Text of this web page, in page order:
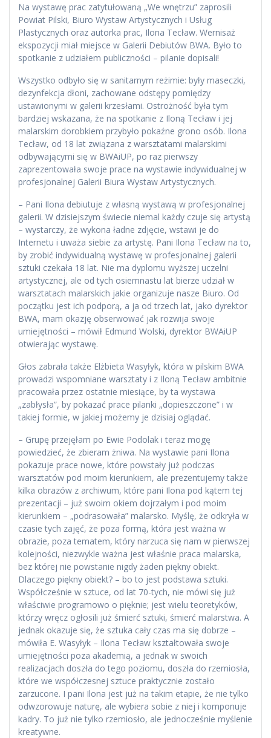
Na wystawę prac zatytułowaną „We wnętrzu” zaprosili
Powiat Pilski, Biuro Wystaw Artystycznych i Usług
Plastycznych oraz autorka prac, Ilona Tecław. Wernisaż
ekspozycji miał miejsce w Galerii Debiutów BWA. Było to
spotkanie z udziałem publiczności – pilanie dopisali!
Wszystko odbyło się w sanitarnym reżimie: były maseczki,
dezynfekcja dłoni, zachowane odstępy pomiędzy
ustawionymi w galerii krzesłami. Ostrożność była tym
bardziej wskazana, że na spotkanie z Iloną Tecław i jej
malarskim dorobkiem przybyło pokaźne grono osób. Ilona
Tecław, od 18 lat związana z warsztatami malarskimi
odbywającymi się w BWAiUP, po raz pierwszy
zaprezentowała swoje prace na wystawie indywidualnej w
profesjonalnej Galerii Biura Wystaw Artystycznych.
– Pani Ilona debiutuje z własną wystawą w profesjonalnej
galerii. W dzisiejszym świecie niemal każdy czuje się artystą
– wystarczy, że wykona ładne zdjęcie, wstawi je do
Internetu i uważa siebie za artystę. Pani Ilona Tecław na to,
by zrobić indywidualną wystawę w profesjonalnej galerii
sztuki czekała 18 lat. Nie ma dyplomu wyższej uczelni
artystycznej, ale od tych osiemnastu lat bierze udział w
warsztatach malarskich jakie organizuje nasze Biuro. Od
początku jest ich podporą, a ja od trzech lat, jako dyrektor
BWA, mam okazję obserwować jak rozwija swoje
umiejętności – mówił Edmund Wolski, dyrektor BWAiUP
otwierając wystawę.
Głos zabrała także Elżbieta Wasyłyk, która w pilskim BWA
prowadzi wspomniane warsztaty i z Iloną Tecław ambitnie
pracowała przez ostatnie miesiące, by ta wystawa
„zabłysła”, by pokazać prace pilanki „dopieszczone” i w
takiej formie, w jakiej możemy je dzisiaj oglądać.
– Grupę przejęłam po Ewie Podolak i teraz mogę
powiedzieć, że zbieram żniwa. Na wystawie pani Ilona
pokazuje prace nowe, które powstały już podczas
warsztatów pod moim kierunkiem, ale prezentujemy także
kilka obrazów z archiwum, które pani Ilona pod kątem tej
prezentacji – już swoim okiem dojrzałym i pod moim
kierunkiem – „podrasowała” malarsko. Myślę, że odkryła w
czasie tych zajęć, że poza formą, która jest ważna w
obrazie, poza tematem, który narzuca się nam w pierwszej
kolejności, niezwykle ważna jest właśnie praca malarska,
bez której nie powstanie nigdy żaden piękny obiekt.
Dlaczego piękny obiekt? – bo to jest podstawa sztuki.
Współcześnie w sztuce, od lat 70-tych, nie mówi się już
właściwie programowo o pięknie; jest wielu teoretyków,
którzy wręcz ogłosili już śmierć sztuki, śmierć malarstwa. A
jednak okazuje się, że sztuka cały czas ma się dobrze –
mówiła E. Wasyłyk – Ilona Tecław kształtowała swoje
umiejętności poza akademią, a jednak w swoich
realizacjach doszła do tego poziomu, doszła do rzemiosła,
które we współczesnej sztuce praktycznie zostało
zarzucone. I pani Ilona jest już na takim etapie, że nie tylko
odwzorowuje naturę, ale wybiera sobie z niej i komponuje
kadry. To już nie tylko rzemiosło, ale jednocześnie myślenie
kreatywne.